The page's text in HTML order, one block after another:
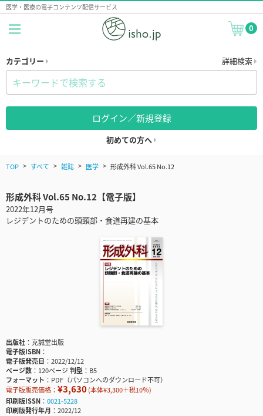
医学・医療の電子コンテンツ配信サービス
0
カテゴリー 詳細検索
ログイン／新規登録
初めての方へ
TOP すべて 雑誌 医学 形成外科 Vol.65 No.12
形成外科 Vol.65 No.12【電子版】
2022年12月号
レジデントのための頭頸部・食道再建の基本
出版社
克誠堂出版
電子版ISBN
電子版発売日
2022/12/12
ページ数
120ページ判型
B5
フォーマット
PDF（パソコンへのダウンロード不可）
電子版販売価格： ¥3,630(本体¥3,300＋税10％)
印刷版ISSN
0021-5228
印刷版発行年月
2022/12